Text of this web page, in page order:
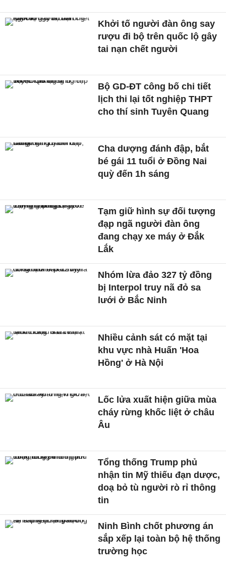
Khởi tố người đàn ông say
rượu đi bộ trên quốc lộ gây
tai nạn chết người
Bộ GD-ĐT công bố chi tiết
lịch thi lại tốt nghiệp THPT
cho thí sinh Tuyên Quang
Cha dượng đánh đập, bắt
bé gái 11 tuổi ở Đồng Nai
quỳ đến 1h sáng
Tạm giữ hình sự đối tượng
đạp ngã người đàn ông
đang chạy xe máy ở Đắk
Lắk
Nhóm lừa đảo 327 tỷ đồng
bị Interpol truy nã đỏ sa
lưới ở Bắc Ninh
Nhiều cảnh sát có mặt tại
khu vực nhà Huấn 'Hoa
Hồng' ở Hà Nội
Lốc lửa xuất hiện giữa mùa
cháy rừng khốc liệt ở châu
Âu
Tổng thống Trump phủ
nhận tin Mỹ thiếu đạn dược,
doạ bỏ tù người rò rỉ thông
tin
Ninh Bình chốt phương án
sắp xếp lại toàn bộ hệ thống
trường học